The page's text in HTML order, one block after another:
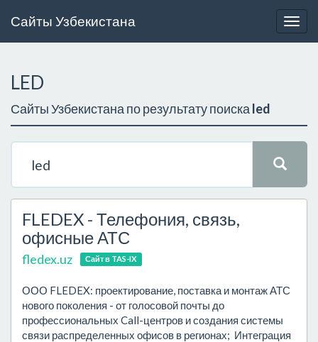
Сайты Узбекистана
LED
Сайты Узбекистана по результату поиска led
FLEDEX - Телефония, связь,
офисные АТС
fledex.uz Сайт в TAS-IX
ООО FLEDEX: проектирование, поставка и монтаж АТС
нового поколения - от голосовой почты до
профессиональных Call-центров и создания системы
связи распределенных офисов в регионах; Интеграция